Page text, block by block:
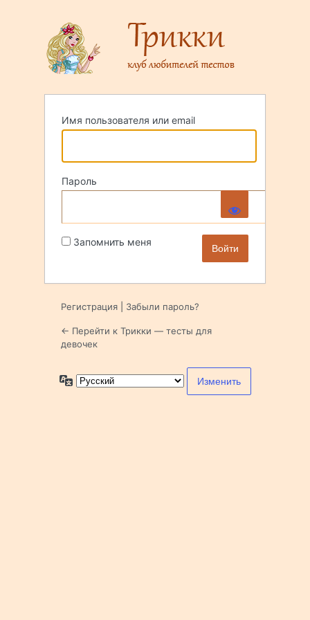
Имя пользователя или email
Пароль
Запомнить меня
Регистрация Забыли пароль?
← Перейти к Трикки — тесты для
девочек
Язык